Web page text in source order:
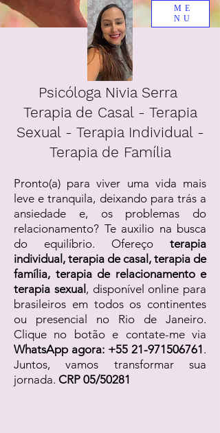
Psicóloga Nivia Serra
Terapia de Casal - Terapia
Sexual - Terapia Individual -
Terapia de Família
Pronto(a) para viver uma vida mais
leve e tranquila, deixando para trás a
ansiedade e, os problemas do
relacionamento? Te auxilio na busca
do equilíbrio. Ofereço terapia
individual, terapia de casal, terapia de
família, terapia de relacionamento e
terapia sexual , disponível online para
brasileiros em todos os continentes
ou presencial no Rio de Janeiro.
Clique no botão e contate-me via
WhatsApp agora: +55 21-971506761 .
Juntos, vamos transformar sua
jornada. CRP 05/50281
ME
NU